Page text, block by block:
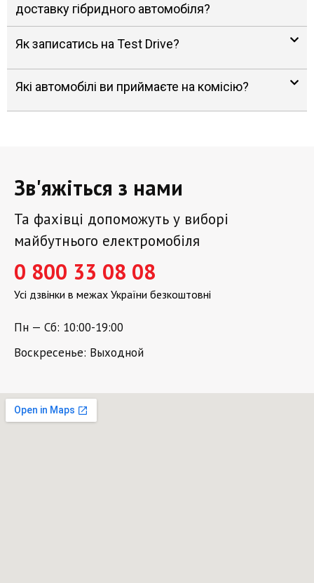
доставку гібридного автомобіля?
Як записатись на Test Drive?
Які автомобілі ви приймаєте на комісію?
Зв'яжіться з нами
Та фахівці допоможуть у виборі
майбутнього електромобіля
0 800 33 08 08
Усі дзвінки в межах України безкоштовні
Пн — Сб: 10:00-19:00
Воскресенье: Выходной